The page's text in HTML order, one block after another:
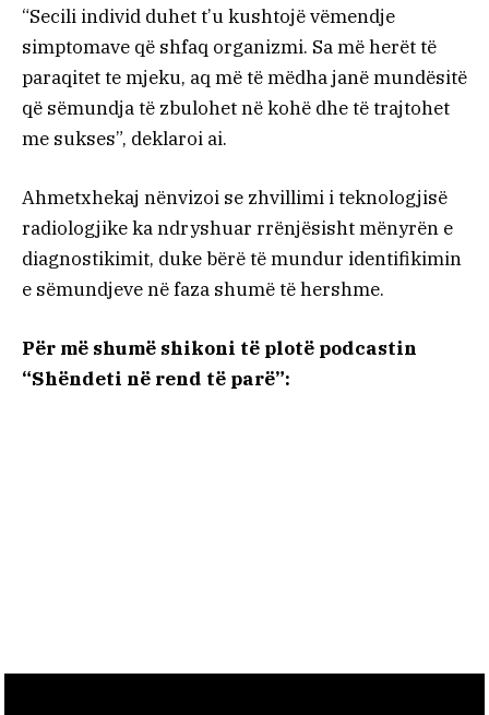
“Secili individ duhet t’u kushtojë vëmendje
simptomave që shfaq organizmi. Sa më herët të
paraqitet te mjeku, aq më të mëdha janë mundësitë
që sëmundja të zbulohet në kohë dhe të trajtohet
me sukses”, deklaroi ai.
Ahmetxhekaj nënvizoi se zhvillimi i teknologjisë
radiologjike ka ndryshuar rrënjësisht mënyrën e
diagnostikimit, duke bërë të mundur identifikimin
e sëmundjeve në faza shumë të hershme.
Për më shumë shikoni të plotë podcastin
“Shëndeti në rend të parë”: